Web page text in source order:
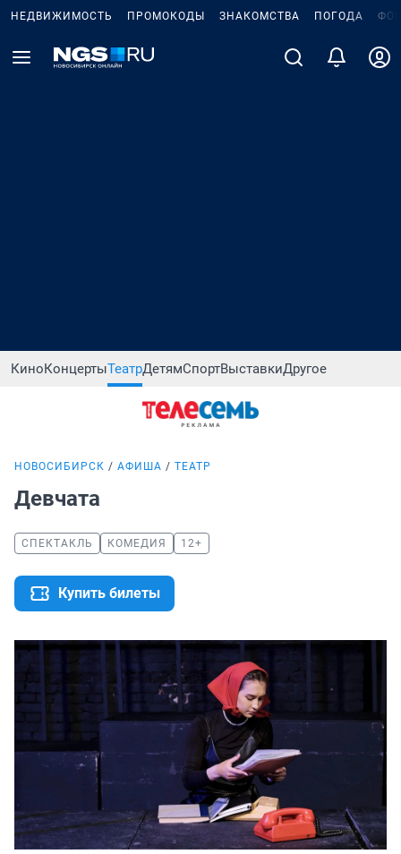
НЕДВИЖИМОСТЬ ПРОМОКОДЫ ЗНАКОМСТВА ПОГОДА
КиноКонцертыТеатрДетямСпортВыставкиДругое
НОВОСИБИРСК АФИША ТЕАТР
Девчата
СПЕКТАКЛЬ КОМЕДИЯ 12+
Купить билеты